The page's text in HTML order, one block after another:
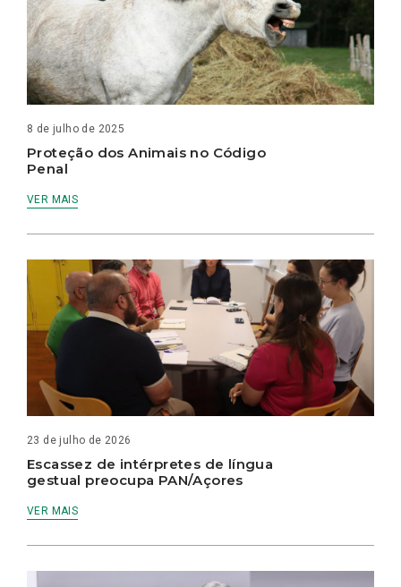
8 de julho de 2025
Proteção dos Animais no Código
Penal
VER MAIS
23 de julho de 2026
Escassez de intérpretes de língua
gestual preocupa PAN/Açores
VER MAIS